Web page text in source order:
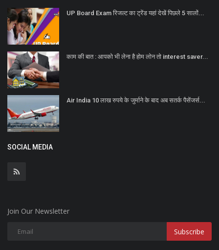
UP Board Exam रिजल्ट का ट्रेंड यहां देखें पिछले 5 सालों...
काम की बात : आपको भी लेना है होम लोन तो interest saver...
Air India 10 लाख रुपये के जुर्माने के बाद अब सतर्क पैसेंजर्स...
SOCIAL MEDIA
Join Our Newsletter
Subscribe